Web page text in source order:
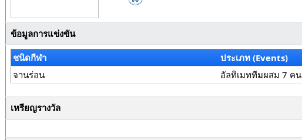
ข้อมูลการแข่งขัน
ชนิดกีฬา
ประเภท (Events)
จานร่อน
อัลทิเมททีมผสม 7 คน
เหรียญรางวัล